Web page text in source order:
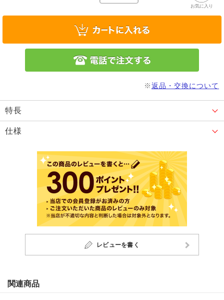
お気に入り
※返品・交換について
特長
仕様
レビューを書く
関連商品